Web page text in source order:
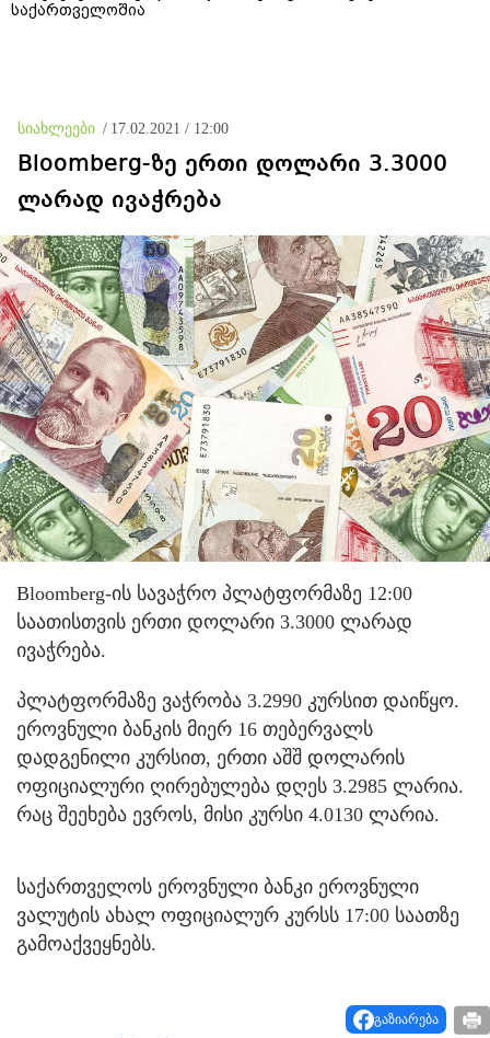
საქართველოშია
სიახლეები / 17.02.2021 / 12:00
Bloomberg-ზე ერთი დოლარი 3.3000
ლარად ივაჭრება
Bloomberg-ის სავაჭრო პლატფორმაზე 12:00
საათისთვის ერთი დოლარი 3.3000 ლარად
ივაჭრება.
პლატფორმაზე ვაჭრობა 3.2990 კურსით დაიწყო.
ეროვნული ბანკის მიერ 16 თებერვალს
დადგენილი კურსით, ერთი აშშ დოლარის
ოფიციალური ღირებულება დღეს 3.2985 ლარია.
რაც შეეხება ევროს, მისი კურსი 4.0130 ლარია.
საქართველოს ეროვნული ბანკი ეროვნული
ვალუტის ახალ ოფიციალურ კურსს 17:00 საათზე
გამოაქვეყნებს.
გაზიარება